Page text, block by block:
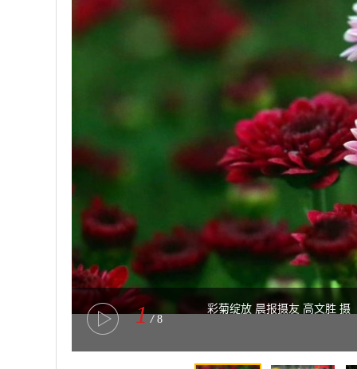
1 / 8
彩菊绽放 晨报摄友 高文胜 摄